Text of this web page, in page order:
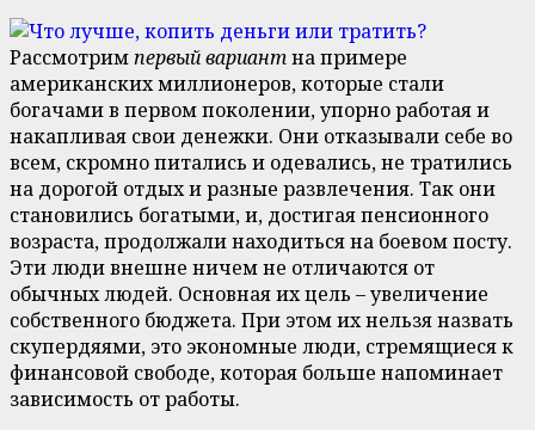
Рассмотримпервый вариантна примере
американских миллионеров, которые стали
богачами в первом поколении, упорно работая и
накапливая свои денежки. Они отказывали себе во
всем, скромно питались и одевались, не тратились
на дорогой отдых и разные развлечения. Так они
становились богатыми, и, достигая пенсионного
возраста, продолжали находиться на боевом посту.
Эти люди внешне ничем не отличаются от
обычных людей. Основная их цель – увеличение
собственного бюджета. При этом их нельзя назвать
скупердяями, это экономные люди, стремящиеся к
финансовой свободе, которая больше напоминает
зависимость от работы.